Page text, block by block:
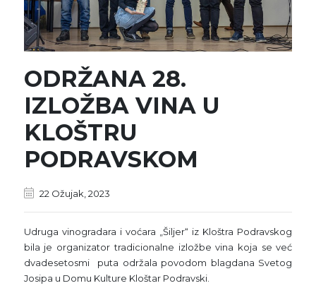
ODRŽANA 28.
IZLOŽBA VINA U
KLOŠTRU
PODRAVSKOM
22 Ožujak, 2023
Udruga vinogradara i voćara „Šiljer“ iz Kloštra Podravskog
bila je organizator tradicionalne izložbe vina koja se već
dvadesetosmi puta održala povodom blagdana Svetog
Josipa u Domu Kulture Kloštar Podravski.